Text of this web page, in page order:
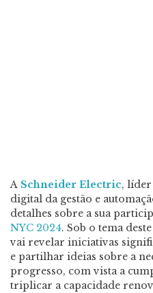
A Schneider Electric,
digital da gestão e
detalhes sobre a sua
NYC 2024. Sob o tema
vai revelar iniciativas
e partilhar ideias sobre a
progresso, com vista a
triplicar a capacidade